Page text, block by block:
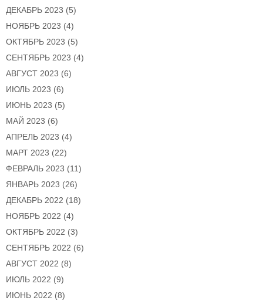
ДЕКАБРЬ 2023 (5)
НОЯБРЬ 2023 (4)
ОКТЯБРЬ 2023 (5)
СЕНТЯБРЬ 2023 (4)
АВГУСТ 2023 (6)
ИЮЛЬ 2023 (6)
ИЮНЬ 2023 (5)
МАЙ 2023 (6)
АПРЕЛЬ 2023 (4)
МАРТ 2023 (22)
ФЕВРАЛЬ 2023 (11)
ЯНВАРЬ 2023 (26)
ДЕКАБРЬ 2022 (18)
НОЯБРЬ 2022 (4)
ОКТЯБРЬ 2022 (3)
СЕНТЯБРЬ 2022 (6)
АВГУСТ 2022 (8)
ИЮЛЬ 2022 (9)
ИЮНЬ 2022 (8)